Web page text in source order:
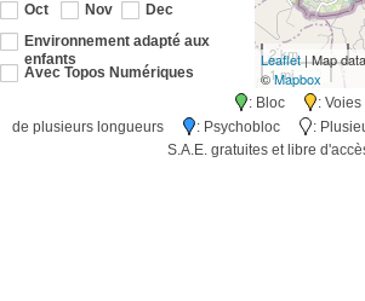
Oct
Nov
Dec
Environnement adapté aux
enfants
Avec Topos Numériques
2 km
1 mi
Leaflet| Map
©Mapbox
: Bloc :
de plusieurs longueurs
: Psychobloc :
S.A.E. gratuites et libre